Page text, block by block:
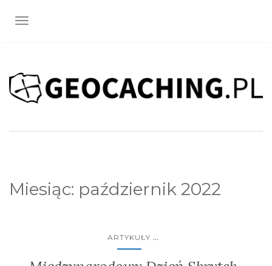
TOGGLE NAVIGATION
Miesiąc: październik 2022
ARTYKUŁY ...